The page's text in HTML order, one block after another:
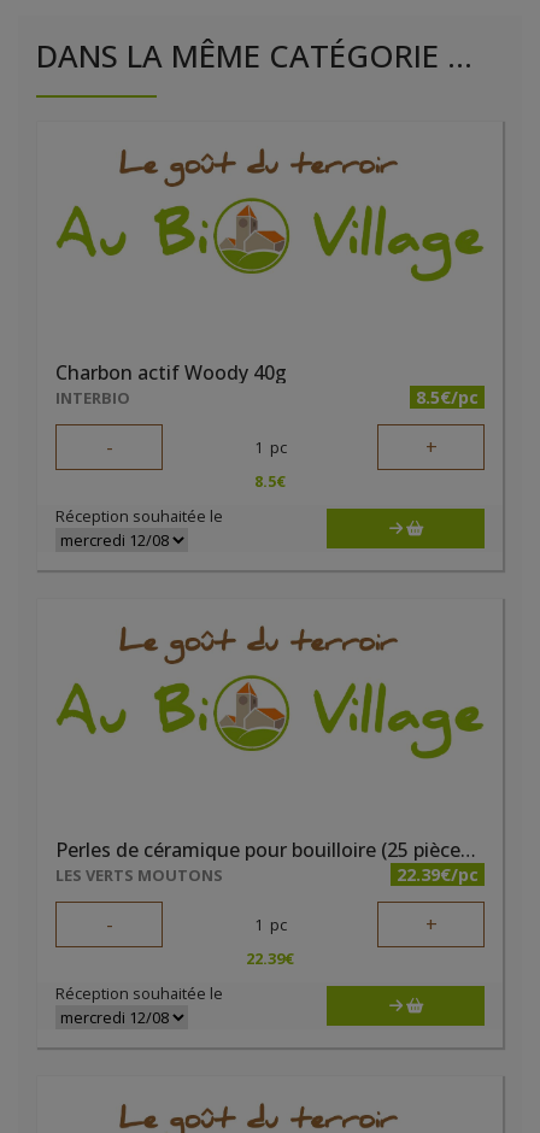
DANS LA MÊME CATÉGORIE ...
Charbon actif Woody 40g
INTERBIO 8.5€/pc
- 1 pc +
8.5€
Réception souhaitée le
Perles de céramique pour bouilloire (25 pièces) - Les Verts Moutons
LES VERTS MOUTONS 22.39€/pc
- 1 pc +
22.39€
Réception souhaitée le